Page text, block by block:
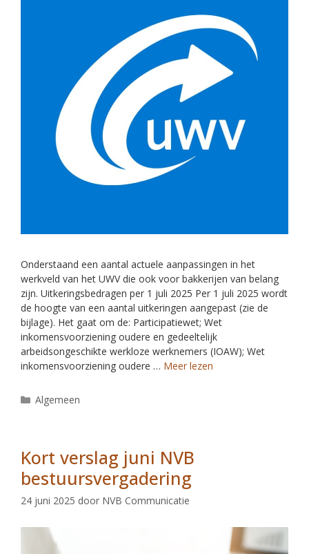
Onderstaand een aantal actuele aanpassingen in het
werkveld van het UWV die ook voor bakkerijen van belang
zijn. Uitkeringsbedragen per 1 juli 2025 Per 1 juli 2025 wordt
de hoogte van een aantal uitkeringen aangepast (zie de
bijlage). Het gaat om de: Participatiewet; Wet
inkomensvoorziening oudere en gedeeltelijk
arbeidsongeschikte werkloze werknemers (IOAW); Wet
inkomensvoorziening oudere … Meer lezen
Algemeen
Kort verslag juni NVB
bestuursvergadering
24 juni 2025 door NVB Communicatie